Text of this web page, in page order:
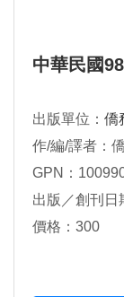
中華民國
出版單位： 僑
作/編/譯者：
GPN：
出版／創刊日
價格：300